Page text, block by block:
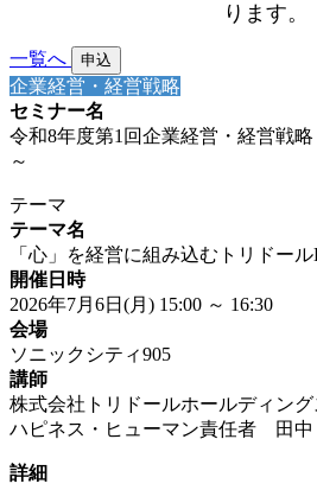
ります。
一覧へ 申込
企業経営・経営戦略
セミナー名
令和8年度第1回企業経営・経営戦
～
テーマ
テーマ名
「心」を経営に組み込むトリドー
開催日時
2026年7月6日(月) 15:00 ～ 16:30
会場
ソニックシティ905
講師
株式会社トリドールホールディン
ハピネス・ヒューマン責任者 田
詳細